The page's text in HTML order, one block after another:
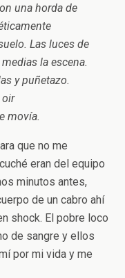
una horda de
Las luces de
la escena.
y puñetazo.
oir
movía.
que no me
eran del equipo
minutos antes,
de un cabro ahí
shock. El pobre loco
de sangre y ellos
por mi vida y me